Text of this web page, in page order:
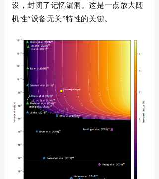
设，封闭了记忆漏洞。这是一点放大随
机性“设备无关”特性的关键。